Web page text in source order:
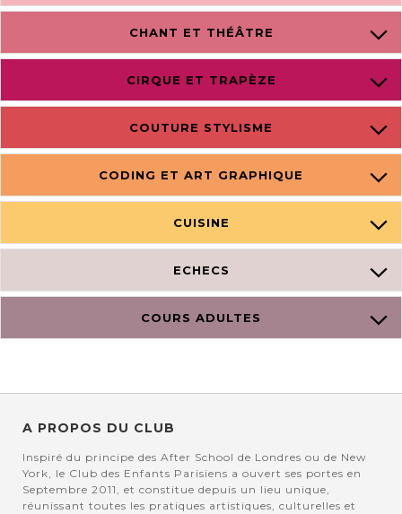
CHANT ET THÉÂTRE
CIRQUE ET TRAPÈZE
COUTURE STYLISME
CODING ET ART GRAPHIQUE
CUISINE
ECHECS
COURS ADULTES
A PROPOS DU CLUB
Inspiré du principe des After School de Londres ou de New
York, le Club des Enfants Parisiens a ouvert ses portes en
Septembre 2011, et constitue depuis un lieu unique,
réunissant toutes les pratiques artistiques, culturelles et